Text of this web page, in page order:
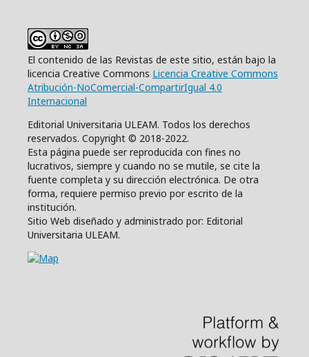
El contenido de las Revistas de este sitio, están bajo la
licencia Creative Commons Licencia Creative Commons
Atribución-NoComercial-CompartirIgual 4.0
Internacional
Editorial Universitaria ULEAM. Todos los derechos
reservados. Copyright © 2018-2022.
Esta página puede ser reproducida con fines no
lucrativos, siempre y cuando no se mutile, se cite la
fuente completa y su dirección electrónica. De otra
forma, requiere permiso previo por escrito de la
institución.
Sitio Web diseñado y administrado por: Editorial
Universitaria ULEAM.